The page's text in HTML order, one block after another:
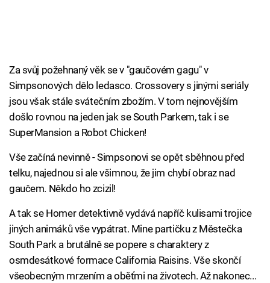
Za svůj požehnaný věk se v "gaučovém gagu" v
Simpsonových dělo ledasco. Crossovery s jinými seriály
jsou však stále svátečním zbožím. V tom nejnovějším
došlo rovnou na jeden jak se South Parkem, tak i se
SuperMansion a Robot Chicken!
Vše začíná nevinně - Simpsonovi se opět sběhnou před
telku, najednou si ale všimnou, že jim chybí obraz nad
gaučem. Někdo ho zcizil!
A tak se Homer detektivně vydává napříč kulisami trojice
jiných animáků vše vypátrat. Mine partičku z Městečka
South Park a brutálně se popere s charaktery z
osmdesátkové formace California Raisins. Vše skončí
všeobecným mrzením a oběťmi na životech. Až nakonec...